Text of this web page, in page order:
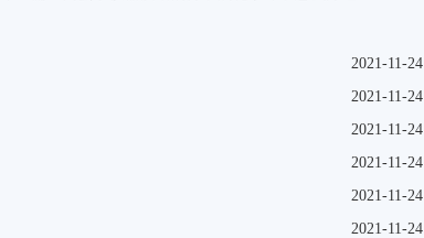
2021-11-24
2021-11-24
2021-11-24
2021-11-24
2021-11-24
2021-11-24